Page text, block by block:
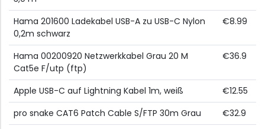
Hama 201600 Ladekabel USB-A zu USB-C Nylon
0,2m schwarz
€8.99
Hama 00200920 Netzwerkkabel Grau 20 M
Cat5e F/utp (ftp)
€36.9
Apple USB-C auf Lightning Kabel 1m, weiß
€12.55
pro snake CAT6 Patch Cable S/FTP 30m Grau
€32.9